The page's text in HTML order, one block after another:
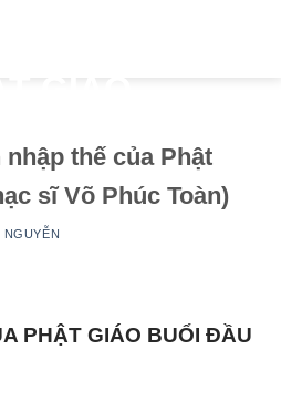
thế của Phật
sĩ Võ Phúc Toàn)
NGUYỄN
PHẬT GIÁO BUỔI ĐẦU